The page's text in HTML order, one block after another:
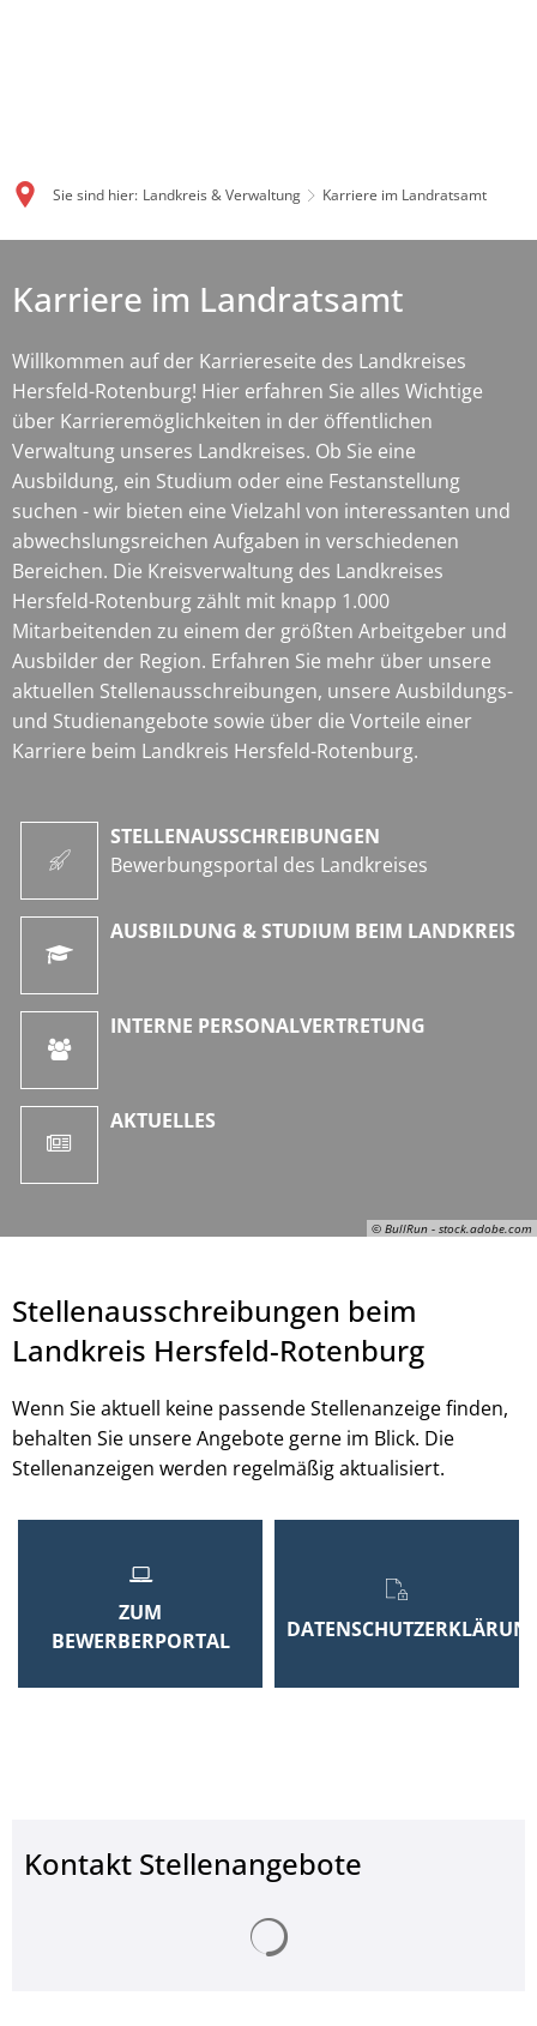
Sie sind hier: Landkreis & Verwaltung Karriere im Landratsamt
im
Landratsamt
© BullRun - stock.adobe.com
Karriere im Landratsamt
Willkommen auf der Karriereseite des Landkreises
Hersfeld-Rotenburg! Hier erfahren Sie alles Wichtige
über Karrieremöglichkeiten in der öffentlichen
Verwaltung unseres Landkreises. Ob Sie eine
Ausbildung, ein Studium oder eine Festanstellung
suchen - wir bieten eine Vielzahl von interessanten und
abwechslungsreichen Aufgaben in verschiedenen
Bereichen. Die Kreisverwaltung des Landkreises
Hersfeld-Rotenburg zählt mit knapp 1.000
Mitarbeitenden zu einem der größten Arbeitgeber und
Ausbilder der Region. Erfahren Sie mehr über unsere
aktuellen Stellenausschreibungen, unsere Ausbildungs-
und Studienangebote sowie über die Vorteile einer
Karriere beim Landkreis Hersfeld-Rotenburg.
STELLENAUSSCHREIBUNGEN
Bewerbungsportal des Landkreises
AUSBILDUNG & STUDIUM BEIM LANDKREIS
INTERNE PERSONALVERTRETUNG
AKTUELLES
Stellenausschreibungen beim
Landkreis Hersfeld-Rotenburg
Wenn Sie aktuell keine passende Stellenanzeige finden,
behalten Sie unsere Angebote gerne im Blick. Die
Stellenanzeigen werden regelmäßig aktualisiert.
ZUM
BEWERBERPORTAL
Kontakt Stellenangebote